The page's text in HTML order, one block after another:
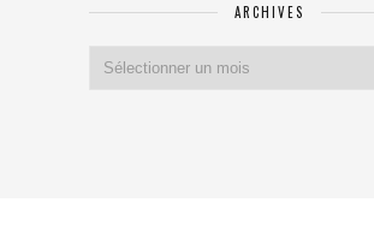
ARCHIVES